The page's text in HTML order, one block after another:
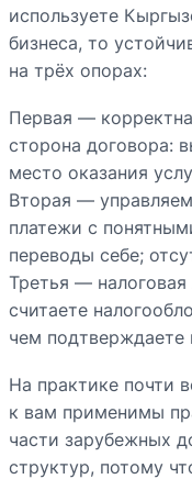
используете
бизнеса, то
на трёх опорах:
Первая —
сторона договора:
место оказания
Вторая —
платежи с
переводы себе;
Третья —
считаете
чем подтверждаете
На практике почти
к вам применимы
части зарубежных
структур, потому